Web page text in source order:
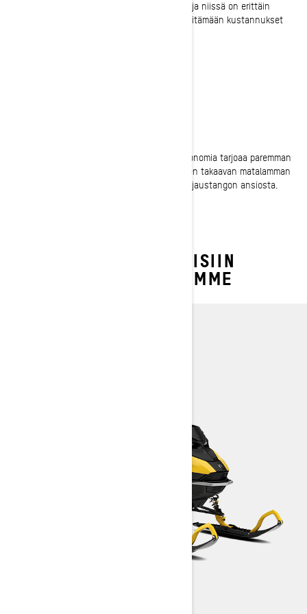
kelkkojen alkukustannukset ovat pienemmät, ja niissä on erittäin
taloudelliset Rotax-moottorit, jotka auttavat pitämään kustannukset
Keskikokoisten Ski-Doo-moottorikelkkojen ergonomia tarjoaa paremman
kokemuksen esimerkiksi täydellisen istuvuuden takaavan matalamman
istuinprofiilin ja halkaisijaltaan pienemmän ohjaustangon ansiosta.
TUTUSTU KESKIKOKOISIIN
MOOTTORIKELKKOIHIMME